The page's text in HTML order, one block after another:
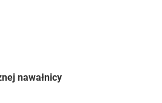
nawałnicy